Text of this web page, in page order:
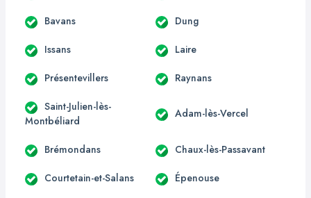
Bavans Dung
Issans Laire
Présentevillers Raynans
Saint-Julien-lès-
Montbéliard
Adam-lès-Vercel
Brémondans Chaux-lès-Passavant
Courtetain-et-Salans Épenouse